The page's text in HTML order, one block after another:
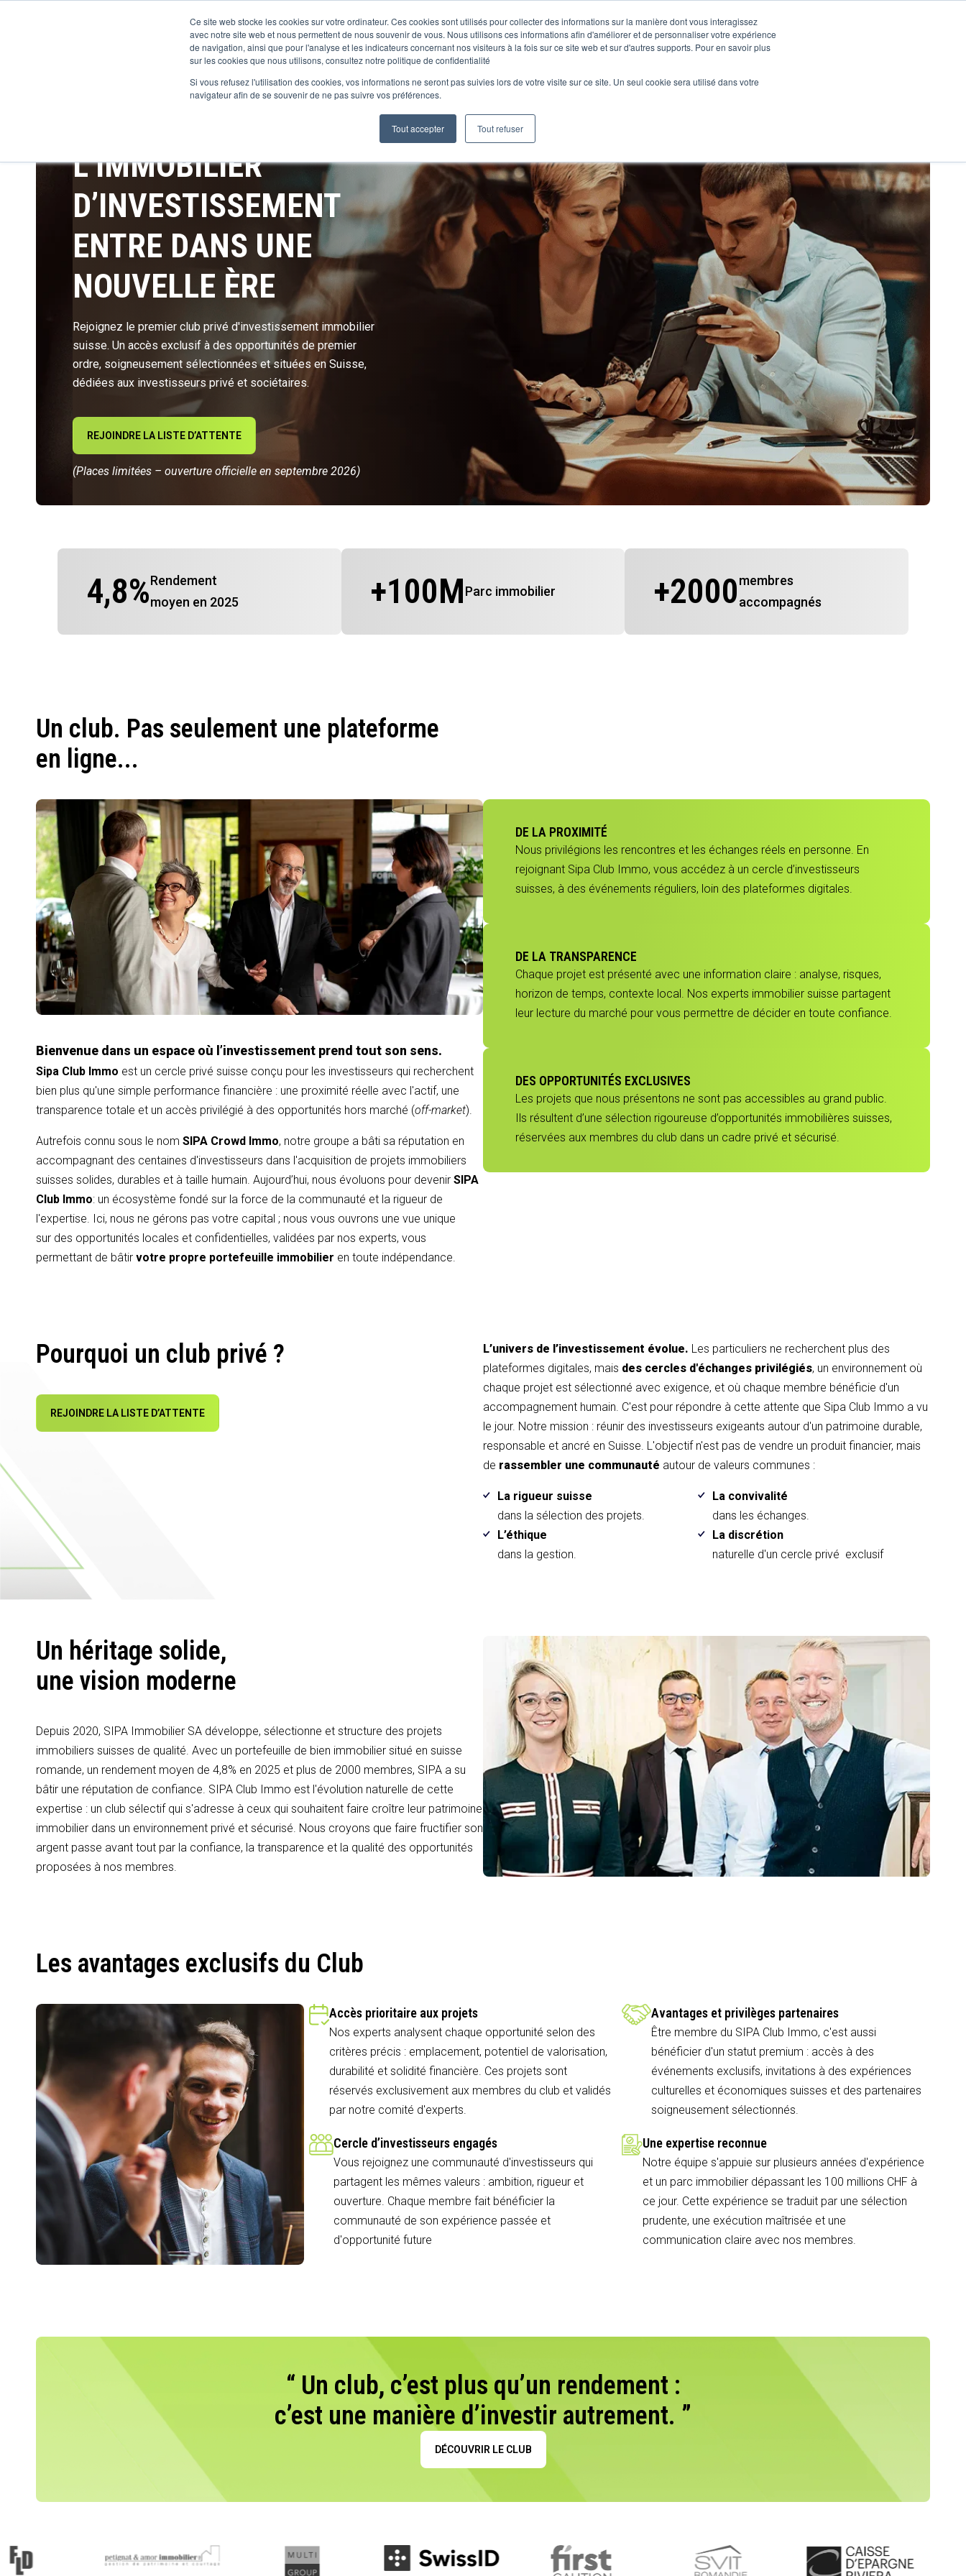
Ce site web stocke les cookies sur votre ordinateur. Ces cookies sont utilisés pour collecter des informations sur la manière dont vous interagissez
avec notre site web et nous permettent de nous souvenir de vous. Nous utilisons ces informations afin d'améliorer et de personnaliser votre expérience
de navigation, ainsi que pour l'analyse et les indicateurs concernant nos visiteurs à la fois sur ce site web et sur d'autres supports. Pour en savoir plus
sur les cookies que nous utilisons, consultez notre politique de confidentialité
Si vous refusez l'utilisation des cookies, vos informations ne seront pas suivies lors de votre visite sur ce site. Un seul cookie sera utilisé dans votre
navigateur afin de se souvenir de ne pas suivre vos préférences.
Tout accepter Tout refuser
Le ClubNos réalisationsActualités
L’IMMOBILIER
D’INVESTISSEMENT
ENTRE DANS UNE
NOUVELLE ÈRE
Rejoignez le premier club privé d'investissement immobilier
suisse. Un accès exclusif à des opportunités de premier
ordre, soigneusement sélectionnées et situées en Suisse,
dédiées aux investisseurs privé et sociétaires.
REJOINDRE LA LISTE D’ATTENTE
(Places limitées – ouverture officielle en septembre 2026)
4,8%Rendement
moyen en 2025
+100MParc immobilier +2000membres
accompagnés
Un club. Pas seulement une plateforme
en ligne...
Bienvenue dans un espace où l’investissement prend tout son sens.
Sipa Club Immo est un cercle privé suisse conçu pour les investisseurs qui recherchent
bien plus qu'une simple performance financière : une proximité réelle avec l'actif, une
transparence totale et un accès privilégié à des opportunités hors marché (off-market).
Autrefois connu sous le nom SIPA Crowd Immo, notre groupe a bâti sa réputation en
accompagnant des centaines d'investisseurs dans l'acquisition de projets immobiliers
suisses solides, durables et à taille humain. Aujourd’hui, nous évoluons pour devenir SIPA
Club Immo: un écosystème fondé sur la force de la communauté et la rigueur de
l'expertise. Ici, nous ne gérons pas votre capital ; nous vous ouvrons une vue unique
sur des opportunités locales et confidentielles, validées par nos experts, vous
permettant de bâtir votre propre portefeuille immobilier en toute indépendance.
DE LA PROXIMITÉ
Nous privilégions les rencontres et les échanges réels en personne. En
rejoignant Sipa Club Immo, vous accédez à un cercle d’investisseurs
suisses, à des événements réguliers, loin des plateformes digitales.
DE LA TRANSPARENCE
Chaque projet est présenté avec une information claire : analyse, risques,
horizon de temps, contexte local. Nos experts immobilier suisse partagent
leur lecture du marché pour vous permettre de décider en toute confiance.
DES OPPORTUNITÉS EXCLUSIVES
Les projets que nous présentons ne sont pas accessibles au grand public.
Ils résultent d’une sélection rigoureuse d’opportunités immobilières suisses,
réservées aux membres du club dans un cadre privé et sécurisé.
Pourquoi un club privé ?
REJOINDRE LA LISTE D’ATTENTE
L’univers de l’investissement évolue. Les particuliers ne recherchent plus des
plateformes digitales, mais des cercles d'échanges privilégiés, un environnement où
chaque projet est sélectionné avec exigence, et où chaque membre bénéficie d'un
accompagnement humain. C'est pour répondre à cette attente que Sipa Club Immo a vu
le jour. Notre mission : réunir des investisseurs exigeants autour d'un patrimoine durable,
responsable et ancré en Suisse. L'objectif n'est pas de vendre un produit financier, mais
de rassembler une communauté autour de valeurs communes :
La rigueur suisse
dans la sélection des projets.
La convivalité
dans les échanges.
L’éthique
dans la gestion.
La discrétion
naturelle d'un cercle privé exclusif
Un héritage solide,
une vision moderne
Depuis 2020, SIPA Immobilier SA développe, sélectionne et structure des projets
immobiliers suisses de qualité. Avec un portefeuille de bien immobilier situé en suisse
romande, un rendement moyen de 4,8% en 2025 et plus de 2000 membres, SIPA a su
bâtir une réputation de confiance. SIPA Club Immo est l'évolution naturelle de cette
expertise : un club sélectif qui s'adresse à ceux qui souhaitent faire croître leur patrimoine
immobilier dans un environnement privé et sécurisé. Nous croyons que faire fructifier son
argent passe avant tout par la confiance, la transparence et la qualité des opportunités
proposées à nos membres.
Les avantages exclusifs du Club
Accès prioritaire aux projets
Nos experts analysent chaque opportunité selon des
critères précis : emplacement, potentiel de valorisation,
durabilité et solidité financière. Ces projets sont
réservés exclusivement aux membres du club et validés
par notre comité d'experts.
Avantages et privilèges partenaires
Être membre du SIPA Club Immo, c'est aussi
bénéficier d'un statut premium : accès à des
événements exclusifs, invitations à des expériences
culturelles et économiques suisses et des partenaires
soigneusement sélectionnés.
Cercle d’investisseurs engagés
Vous rejoignez une communauté d'investisseurs qui
partagent les mêmes valeurs : ambition, rigueur et
ouverture. Chaque membre fait bénéficier la
communauté de son expérience passée et
d'opportunité future
Une expertise reconnue
Notre équipe s'appuie sur plusieurs années d'expérience
et un parc immobilier dépassant les 100 millions CHF à
ce jour. Cette expérience se traduit par une sélection
prudente, une exécution maîtrisée et une
communication claire avec nos membres.
“ Un club, c’est plus qu’un rendement :
c’est une manière d’investir autrement. ”
DÉCOUVRIR LE CLUB